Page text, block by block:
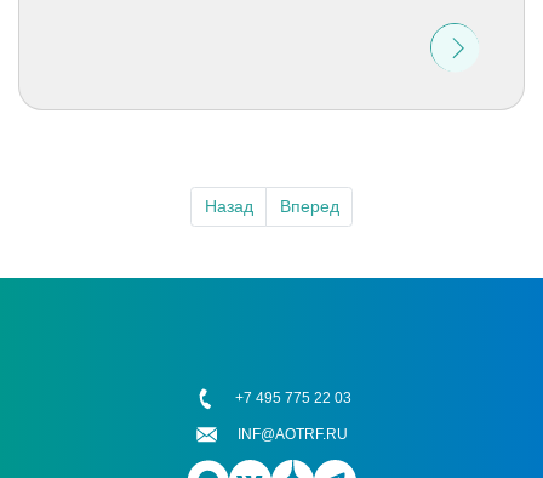
Назад Вперед
+7 495 775 22 03
INF@AOTRF.RU